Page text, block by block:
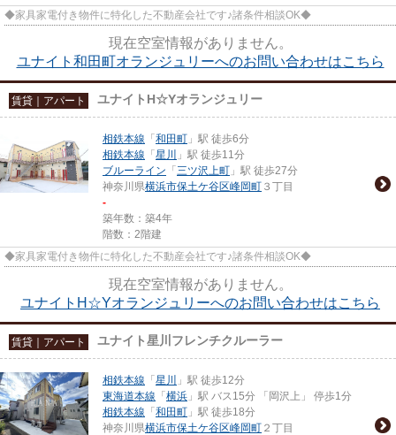
◆家具家電付き物件に特化した不動産会社です♪諸条件相談OK◆
現在空室情報がありません。
ユナイト和田町オランジュリーへのお問い合わせはこちら
賃貸｜アパート ユナイトH☆Yオランジュリー
相鉄本線 「 和田町 」駅 徒歩6分
相鉄本線 「 星川
」駅 徒歩11分
ブルーライン 「 三ツ沢上町 」駅 徒歩27分
神奈川県横浜市保土ケ谷区峰岡町 ３丁目
-
築年数：築4年
階数：2階建
◆家具家電付き物件に特化した不動産会社です♪諸条件相談OK◆
現在空室情報がありません。
ユナイトH☆Yオランジュリーへのお問い合わせはこちら
賃貸｜アパート ユナイト星川フレンチクルーラー
相鉄本線 「 星川
」駅 徒歩12分
東海道本線 「 横浜 」駅 バス15分 「岡沢上」 停歩1分
相鉄本線 「 和田町 」駅 徒歩18分
神奈川県横浜市保土ケ谷区峰岡町 ２丁目